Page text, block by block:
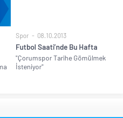
Spor 08.10.2013
Futbol Saati’nde Bu Hafta
"Çorumspor Tarihe Gömülmek
İsteniyor"